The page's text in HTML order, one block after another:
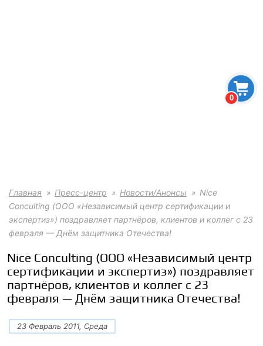
0
Главная Пресс-центр Новости/Анонсы
Nice
Conculting (ООО «Независимый центр сертификации и
экспертиз») поздравляет партнёров, клиентов и коллег с 23
февраля — Днём защитника Отечества!
Nice Conculting (ООО «Независимый центр
сертификации и экспертиз») поздравляет
партнёров, клиентов и коллег с 23
февраля — Днём защитника Отечества!
23 Февраль 2011, Среда